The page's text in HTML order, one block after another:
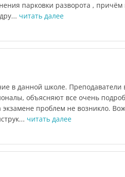
парковки разворота , причём
читать далее
в данной школе. Преподаватели
объясняют все очень
экзамене проблем не возникло.
читать далее